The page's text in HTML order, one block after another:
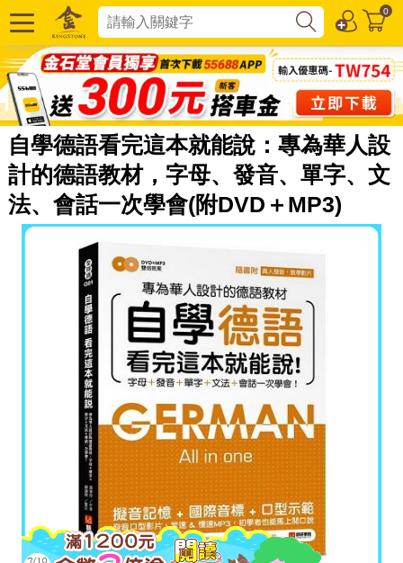
0
自學德語看完這本就能說：專為華人設
計的德語教材，字母、發音、單字、文
法、會話一次學會(附DVD＋MP3)